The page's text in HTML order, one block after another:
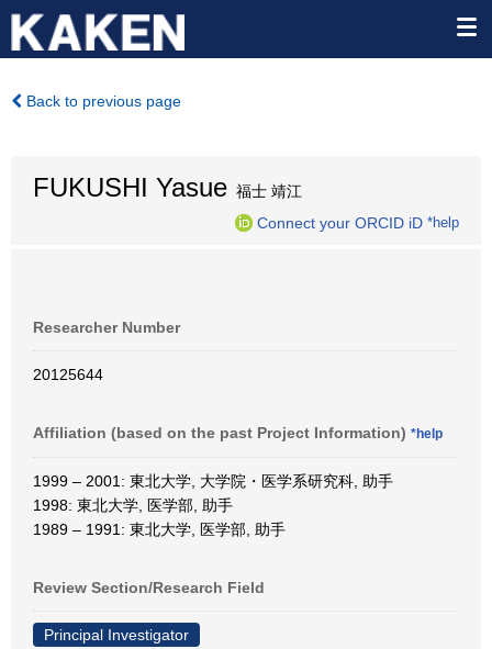
Back to previous page
FUKUSHI Yasue 福士 靖江
Connect your ORCID iD *help
Researcher Number
20125644
Affiliation (based on the past Project Information) *help
1999 – 2001: 東北大学, 大学院・医学系研究科, 助手
1998: 東北大学, 医学部, 助手
1989 – 1991: 東北大学, 医学部, 助手
Review Section/Research Field
Principal Investigator